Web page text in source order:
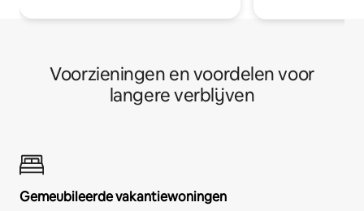
Voorzieningen en voordelen voor
langere verblijven
Gemeubileerde vakantiewoningen